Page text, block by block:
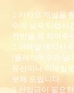
1.카카오 채널을
수와 날자,티업시
전번을 꼭 적어주
2.이메일 예약시
(플레이어수와 날
유선이나 이메일
보해 드립니다.
3.선입금이 필요